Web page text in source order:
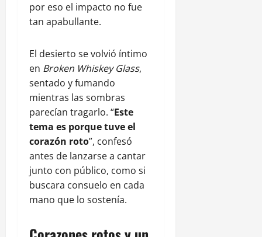
por eso el impacto no fue
tan apabullante.
El desierto se volvió íntimo
en Broken Whiskey Glass,
sentado y fumando
mientras las sombras
parecían tragarlo. “Este
tema es porque tuve el
corazón roto”, confesó
antes de lanzarse a cantar
junto con público, como si
buscara consuelo en cada
mano que lo sostenía.